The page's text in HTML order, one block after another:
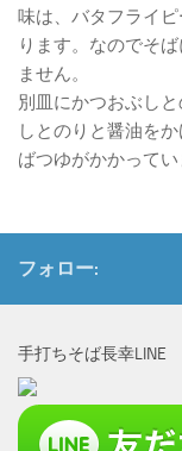
味は、バタフライ
ります。なのでそ
ません。
別皿にかつおぶし
しとのりと醤油を
ばつゆがかかってい
フォロー:
手打ちそば長幸LINE